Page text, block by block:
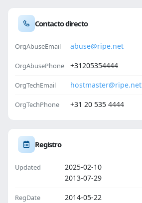
Contacto directo
OrgAbuseEmail abuse@ripe.net
OrgAbusePhone +31205354444
OrgTechEmail hostmaster@ripe.net
OrgTechPhone +31 20 535 4444
Registro
Updated
2025-02-10
2013-07-29
RegDate 2014-05-22